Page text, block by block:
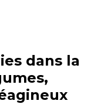
dans la